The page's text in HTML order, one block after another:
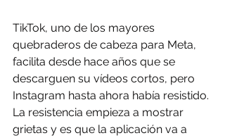
TikTok, uno de los mayores
quebraderos de cabeza para Meta,
facilita desde hace años que se
descarguen su vídeos cortos, pero
Instagram hasta ahora había resistido.
La resistencia empieza a mostrar
grietas y es que la aplicación va a